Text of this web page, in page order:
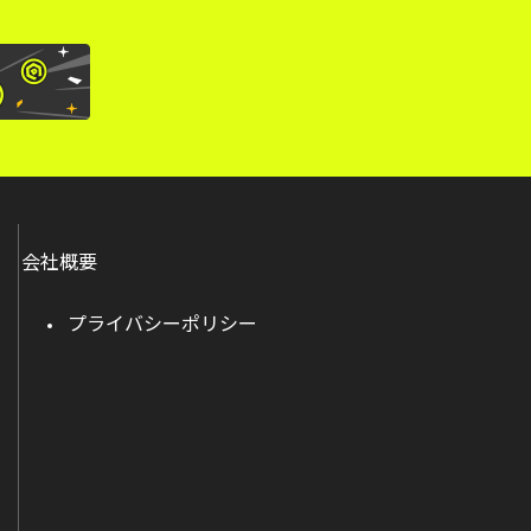
会社概要
プライバシーポリシー